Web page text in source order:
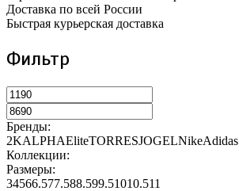
Доставка по всей России
Быстрая курьерская доставка
Фильтр
Бренды:
2KALPHAEliteTORRESJOGELNikeAdidas
Коллекции:
Размеры:
34566.577.588.599.51010.511